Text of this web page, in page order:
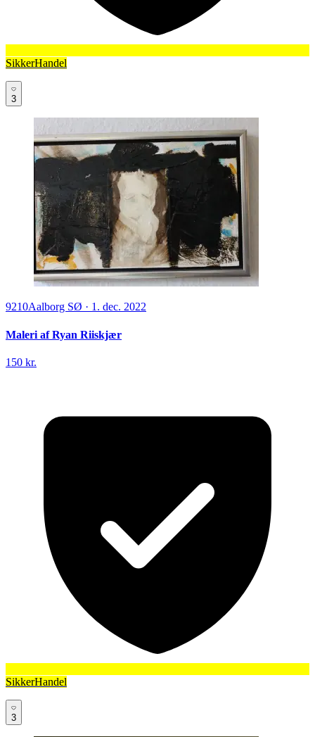
SikkerHandel
3
9210Aalborg SØ · 1. dec. 2022
Maleri af Ryan Riiskjær
150 kr.
SikkerHandel
3